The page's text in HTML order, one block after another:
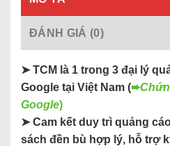
ĐÁNH GIÁ (0)
➤ TCM là 1 trong 3 đại lý
Google tại Việt Nam (➨
Google)
➤ Cam kết duy trì quảng
sách đền bù hợp lý, hỗ trợ